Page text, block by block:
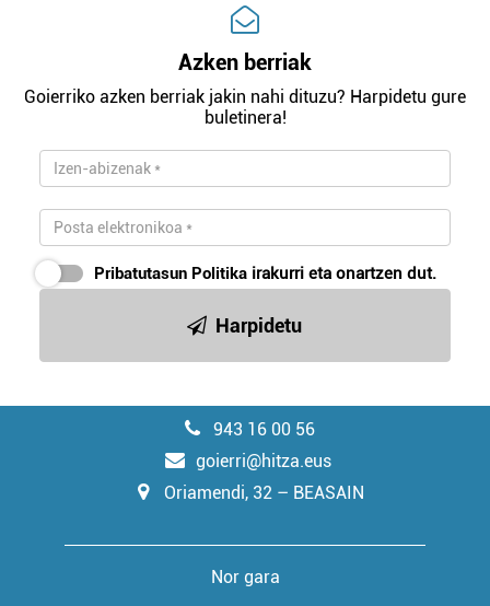
Azken berriak
Goierriko azken berriak jakin nahi dituzu? Harpidetu gure
buletinera!
Pribatutasun Politika irakurri eta onartzen dut.
Harpidetu
943 16 00 56
goierri@hitza.eus
Oriamendi, 32 – BEASAIN
Nor gara